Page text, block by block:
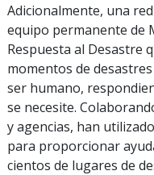
Adicionalmente, una
equipo permanente de
Respuesta al Desastre
momentos de
ser humano,
se necesite.
y agencias, han
para proporcionar
cientos de lugares de